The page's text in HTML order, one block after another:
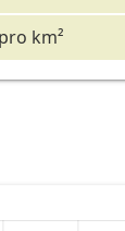
km²